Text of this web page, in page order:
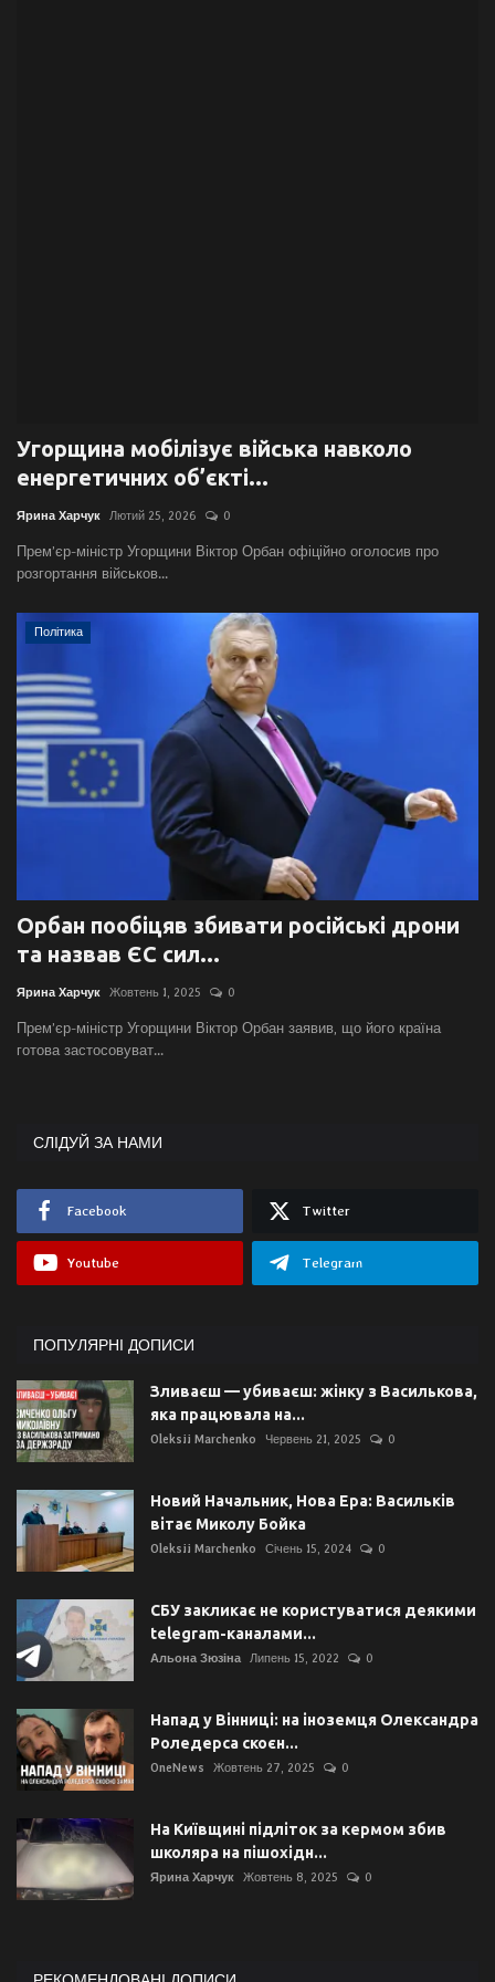
English Ukraine
Угорщина мобілізує війська навколо
енергетичних об’єкті...
Ярина Харчук Лютий 25, 2026 0
Прем’єр-міністр Угорщини Віктор Орбан офіційно оголосив про
розгортання військов...
Політика
Орбан пообіцяв збивати російські дрони
та назвав ЄС сил...
Ярина Харчук Жовтень 1, 2025 0
Прем’єр-міністр Угорщини Віктор Орбан заявив, що його країна
готова застосовуват...
СЛІДУЙ ЗА НАМИ
Facebook Twitter
Youtube Telegram
ПОПУЛЯРНІ ДОПИСИ
Зливаєш — убиваєш: жінку з Василькова,
яка працювала на...
Oleksii Marchenko Червень 21, 2025 0
Новий Начальник, Нова Ера: Васильків
вітає Миколу Бойка
Oleksii Marchenko Січень 15, 2024 0
СБУ закликає не користуватися деякими
telegram-каналами...
Альона Зюзіна Липень 15, 2022 0
Напад у Вінниці: на іноземця Олександра
Роледерса скоєн...
OneNews Жовтень 27, 2025 0
На Київщині підліток за кермом збив
школяра на пішохідн...
Ярина Харчук Жовтень 8, 2025 0